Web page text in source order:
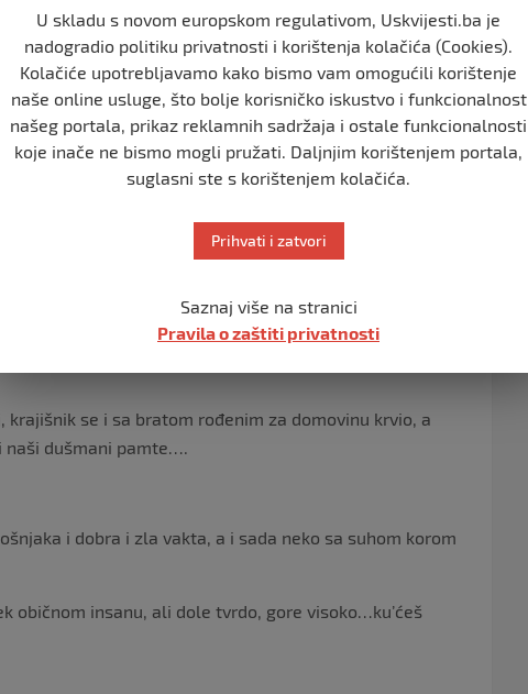
suha zima što u kosti ulazi…
koliko šehida iz brigade bude u ova dva
dva, možda i više…
ode osam…pa nakon sat vremena još dva, i
jedna takva noć u nizu, nastavilo se još jačim
neko misli da je ovo prćija, da se može razdruživati i
se i sa bratom rođenim za domovinu krvio, a
dušmani pamte….
i dobra i zla vakta, a i sada neko sa suhom korom
običnom insanu, ali dole tvrdo, gore visoko…ku’ćeš
U skladu s novom europskom regulativom, Uskvijesti.ba je
nadogradio politiku privatnosti i korištenja kolačića (Cookies).
Kolačiće upotrebljavamo kako bismo vam omogućili korištenje
naše online usluge, što bolje korisničko iskustvo i funkcionalnost
našeg portala, prikaz reklamnih sadržaja i ostale funkcionalnosti
koje inače ne bismo mogli pružati. Daljnjim korištenjem portala,
suglasni ste s korištenjem kolačića.
Prihvati i zatvori
Saznaj više na stranici
Pravila o zaštiti privatnosti